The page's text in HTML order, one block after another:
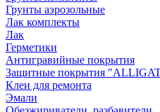
Грунты аэрозольные
Лак комплекты
Лак
Герметики
Антигравийные покрытия
Защитные покрытия
Клеи для ремонта
Эмали